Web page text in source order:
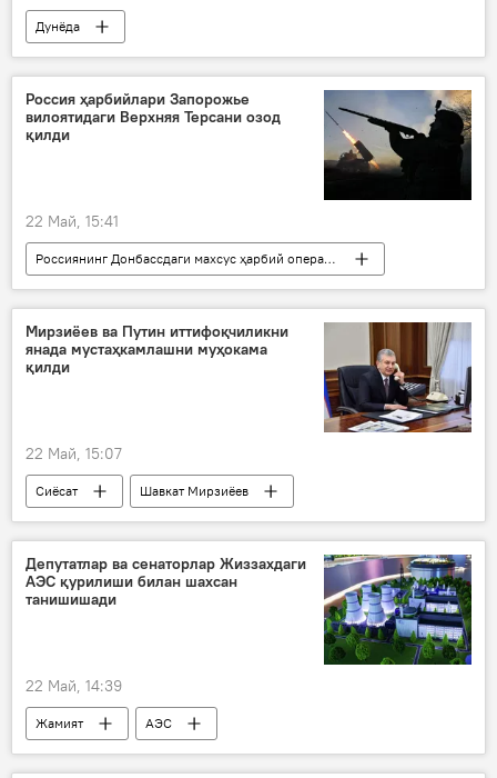
Дунёда
Луганск халқ республикаси (ЛХР)
Дмитрий Песков
Украина
Россия ҳарбийлари Запорожье
вилоятидаги Верхняя Терсани озод
қилди
22 Май, 15:41
Россиянинг Донбассдаги махсус ҳарбий операцияси
Дунёда
Дунё янгиликлари
Запорожье вилояти
Россия
Украина
Мирзиёев ва Путин иттифоқчиликни
янада мустаҳкамлашни муҳокама
қилди
22 Май, 15:07
Сиёсат
Шавкат Мирзиёев
Владимир Путин
Россия
Ўзбекистон
Депутатлар ва сенаторлар Жиззахдаги
АЭС қурилиши билан шахсан
танишишади
22 Май, 14:39
Жамият
АЭС
Ўзбекистонда атом электростанцияси қурилиши